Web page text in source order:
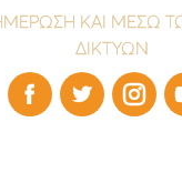
ΚΑΙ ΜΕΣΩ
ΔΙΚΤΥΩΝ
  